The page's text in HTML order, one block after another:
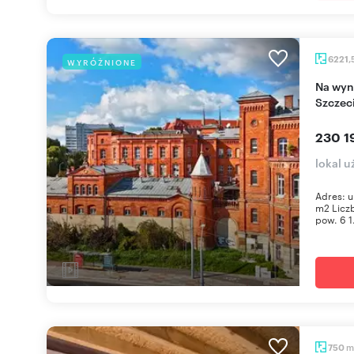
WYRÓŻNIONE
Na wynajem przestronne biuro 6221 m² w
230
lokal
Adres:
m2
pow. 6
750 m